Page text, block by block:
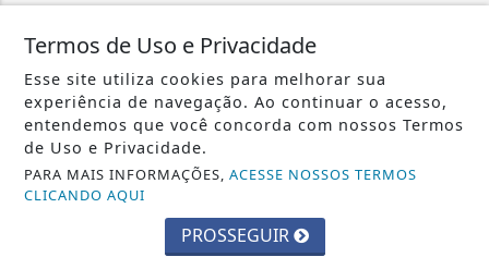
ECONOMIA
Balança comercial de julho tem
superávit de US$ 7 bilhões
Saiba Mais
Termos de Uso e Privacidade
Esse site utiliza cookies para melhorar sua
experiência de navegação. Ao continuar o acesso,
entendemos que você concorda com nossos Termos
de Uso e Privacidade.
PARA MAIS INFORMAÇÕES,ACESSE NOSSOS TERMOS
CLICANDO AQUI
PROSSEGUIR